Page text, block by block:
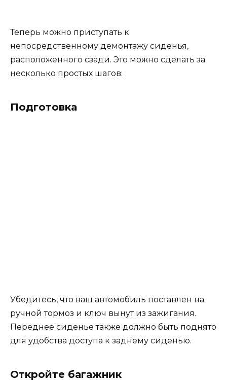
Теперь можно приступать к
непосредственному демонтажу сиденья,
расположенного сзади. Это можно сделать за
несколько простых шагов:
Подготовка
Убедитесь, что ваш автомобиль поставлен на
ручной тормоз и ключ вынут из зажигания.
Переднее сиденье также должно быть поднято
для удобства доступа к заднему сиденью.
Откройте багажник